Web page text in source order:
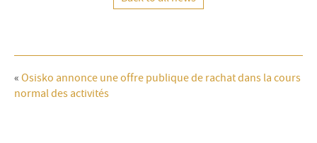
« Osisko annonce une offre publique de rachat dans la cours
normal des activités